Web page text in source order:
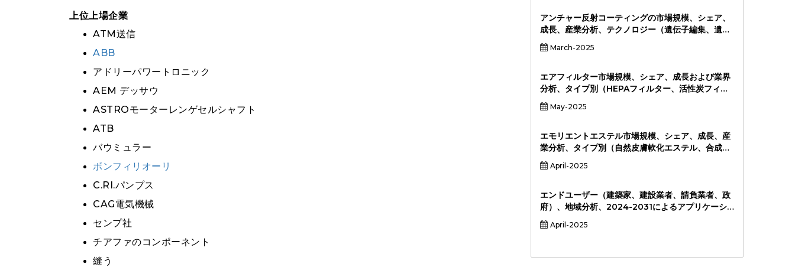
上位上場企業
ATM送信
ABB
アドリーパワートロニック
AEM デッサウ
ASTROモーターレンゲセルシャフト
ATB
バウミュラー
ボンフィリオーリ
C.RI.パンプス
CAG電気機械
センプ社
チアファのコンポーネント
縫う
業）、アプリケーション（硬質熱フォーム、柔軟な
フィルム、ボトル、繊維、3D印刷フィラメント、医
療機器、マルチフィルム、その他のアプリケーショ
ン）、および地域分析、2025-2032
アンチャー反射コーティングの市場規模、シェア、
成長、産業分析、テクノロジー（遺伝子編集、遺伝
的シーケンス、分子繁殖、マーカーアシスト選
択）、アプリケーション（作物の改善、家畜改善、
リビューシー、研究機関、政府機関、農民）、地域
分析、地域分析
March-2025
エアフィルター市場規模、シェア、成長および業界
分析、タイプ別（HEPAフィルター、活性炭フィル
ター、静電フィルター、UVフィルター、その
他）、アプリケーション別（HVACシステム、自動
ザー別（消費者、産業、ヘルスケア、自動車、商業
ビル）、および地域分析、2024年から2031年
May-2025
エモリエントエステル市場規模、シェア、成長、産
業分析、タイプ別（自然皮膚軟化エステル、合成エ
モリエントエステル）、アプリケーション（スキン
ケア、ヘアケア、医薬品、その他のパーソナルケ
医薬品、その他）、および地域分析、2024-20311
April-2025
エンドユーザー（建築家、建設業者、請負業者、政
府）、地域分析、2024-2031によるアプリケーシ
ョン（住宅、商業、産業、その他）による製品タイ
プ（針葉樹GLT、硬材GLT、ハイブリッドGLT）に
April-2025